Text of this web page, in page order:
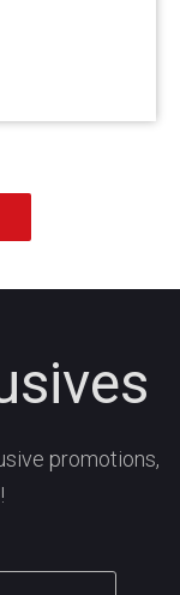
promotions,